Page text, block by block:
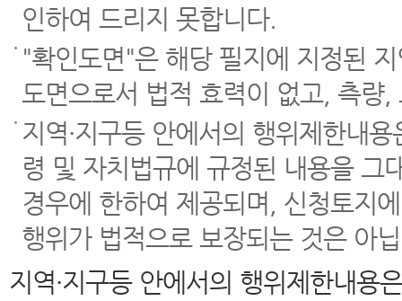
인하여 드리지 못합니다.
"확인도면"은 해당 필지에 지정된
도면으로서 법적 효력이 없고, 측량
지역·지구등 안에서의 행위제한내
령 및 자치법규에 규정된 내용을 그
경우에 한하여 제공되며, 신청토지
행위가 법적으로 보장되는 것은 아
지역·지구등 안에서의 행위제한내용